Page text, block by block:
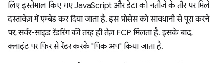
लिए इस्तेमाल किए गए JavaScript और डेटा को नतीजे के तौर पर मिले
दस्तावेज़ में एम्बेड कर दिया जाता है. इस प्रोसेस को सावधानी से पूरा करने
पर, सर्वर-साइड रेंडरिंग की तरह ही तेज़ FCP मिलता है. इसके बाद,
क्लाइंट पर फिर से रेंडर करके "पिक अप" किया जाता है.